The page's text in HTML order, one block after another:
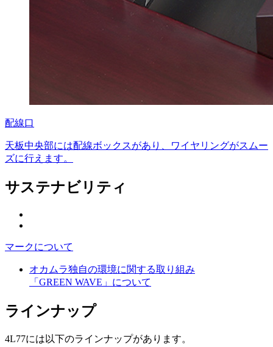
配線口
天板中央部には配線ボックスがあり、ワイヤリングがスムー
ズに行えます。
サステナビリティ
マークについて
オカムラ独自の環境に関する取り組み
「GREEN WAVE」について
ラインナップ
4L77には以下のラインナップがあります。